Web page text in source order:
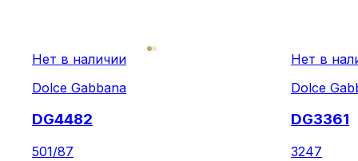
Нет в наличии
Dolce Gabbana
DG4482
501/87
Нет в
Dolce
DG3361
3247